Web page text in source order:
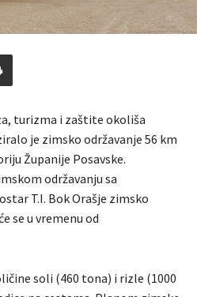
turizma i zaštite okoliša
je zimsko održavanje 56 km
Županije Posavske.
održavanju sa
T.I. Bok Orašje zimsko
se u vremenu od
soli (460 tona) i rizle (1000